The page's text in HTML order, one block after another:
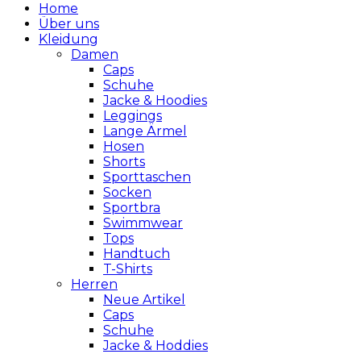
Home
Über uns
Kleidung
Damen
Caps
Schuhe
Jacke & Hoodies
Leggings
Lange Ärmel
Hosen
Shorts
Sporttaschen
Socken
Sportbra
Swimmwear
Tops
Handtuch
T-Shirts
Herren
Neue Artikel
Caps
Schuhe
Jacke & Hoddies